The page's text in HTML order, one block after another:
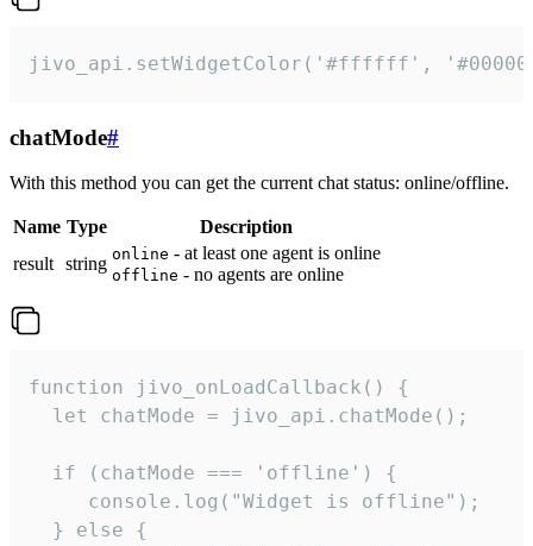
jivo_api.setWidgetColor('#ffffff',
chatMode#
With this method you can get the current chat status: online/offline.
Name Type
Description
result string online - at least one agent is online
offline - no agents are online
function jivo_onLoadCallback() {
  let chatMode = jivo_api.chatMode();
  if (chatMode === 'offline') {
     console.log("Widget is offline");
  } else {